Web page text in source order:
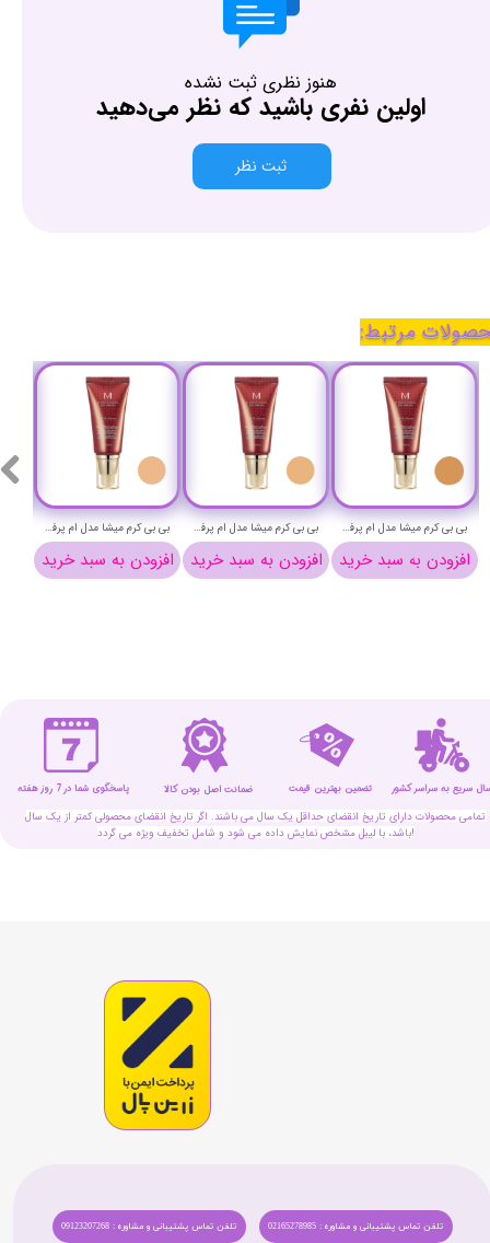
هنوز نظری ثبت نشده
اولین نفری باشید که نظر می‌دهید
ثبت نظر
افزودن به سبد خرید
بی بی کرم میشا مدل ام پرفکت حجم 50 میلی لیتر شماره 31 - MISSHA M PERFECT COVER BB CREAM NO 31
افزودن به سبد خرید
ضد آفتاب بی رنگ لاکویینتا با SPF+50 حجم 50 میلی لیتر - LaQuinta sunscreen with spf+50
افزودن به سبد خرید
ضد آفتاب فیوژن واتر مجیک ایزدین اس پی اف 50 حجم 50 میلی لیتر - ISDIN FOTOPROTECTOR FUSIONWATER MAGIC
مرتبط:
تمامی محصولات دارای تاریخ انقضای حداقل یک سال می باشند. اگر تاریخ انقضای محصولی کمتر از یک سال
باشد، با لیبل مشخص نمایش داده می شود و شامل تخفیف ویژه می گردد!
ضمانت اصل بودن کالا تضمین بهترین قیمت پاسخگوی شما در 7 روز هفته سریع به سراسر کشور
تلفن تماس پشتیبانی و مشاوره : 09123207268 تلفن تماس پشتیبانی و مشاوره : 02165278985